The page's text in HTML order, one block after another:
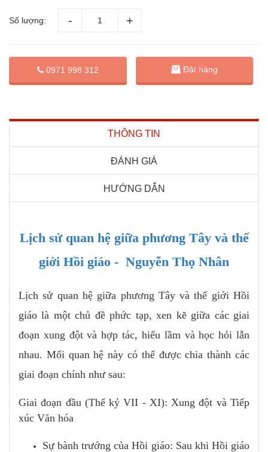
Số lượng:
0971 998 312 Đặt hàng
THÔNG TIN
ĐÁNH GIÁ
HƯỚNG DẪN
Lịch sử quan hệ giữa phương Tây và thế
giới Hồi giáo - Nguyễn Thọ Nhân
Lịch sử quan hệ giữa phương Tây và thế giới Hồi
giáo là một chủ đề phức tạp, xen kẽ giữa các giai
đoạn xung đột và hợp tác, hiểu lầm và học hỏi lẫn
nhau. Mối quan hệ này có thể được chia thành các
giai đoạn chính như sau:
Giai đoạn đầu (Thế kỷ VII - XI): Xung đột và Tiếp
xúc Văn hóa
Sự bành trướng của Hồi giáo: Sau khi Hồi giáo